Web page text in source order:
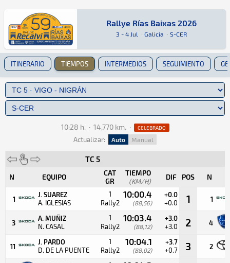
Rallye Rías Baixas 2026
Rallye Rías Baixas 2026
3 - 4 Jul · Galicia · S-CER
Rally · Rallye Rías Baixas 2026 · S-CER:
Galicia
ITINERARIO TIEMPOS INTERMEDIOS SEGUIMIENTO
10:28 h. · 14,770 km. · CELEBRADO
Actualizar: Auto Manual
TC 5
N EQUIPO
CAT
GR
TIEMPO
(KM/H) DIF POS N
1
J. SUAREZ
A. IGLESIAS
1
Rally2
10:00.4
(88,56)
+0.0
+0.0 1 1
3
A. MUÑIZ
N. CASAL
1
Rally2
10:03.4
(88,12)
+3.0
+3.0 2 4
11
J. PARDO
D. DE LA PUENTE
1
Rally2
10:04.1
(88,02)
+3.7
+0.7 3 2